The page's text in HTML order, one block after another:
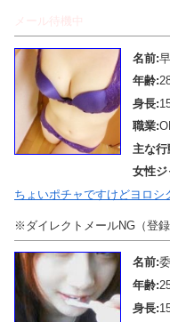
メール待機中
名前:
年齢:
身長:
職業:
主な
女性ジ
ちょいポチャですけどヨロシ
※ダイレクトメールNG（登録
名前:
年齢:
身長: